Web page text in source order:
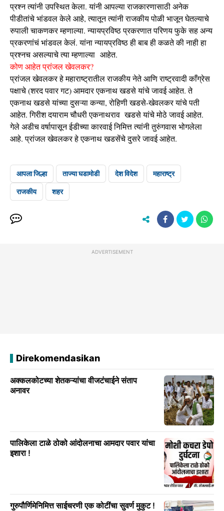
प्रश्न त्यांनी उपस्थित केला. यांनी आपल्या राजकारणासाठी अनेक
पीडीतांचे भांडवल केले आहे, त्यातून त्यांनी राजकीय पोळी भाजून घेतल्याचे
रुपाली चाकणकर म्हणाल्या. न्यायप्रविष्ठ प्रकरणात परिणय फुके सह अन्य
प्रकरणांचं भांडवल केलं. यांना न्यायप्रविष्ठ ही बाब ही कळते की नाही हा
प्रश्नच असल्याचे त्या म्हणाल्या आहेत.
कोण आहेत प्रांजल खेवलकर?
प्रांजल खेवलकर हे महाराष्ट्रातील राजकीय नेते आणि राष्ट्रवादी काँग्रेस
पक्षाचे (शरद पवार गट) आमदार एकनाथ खडसे यांचे जावई आहेत. ते
एकनाथ खडसे यांच्या दुसऱ्या कन्या, रोहिणी खडसे-खेवलकर यांचे पती
आहेत. गिरीश दयाराम चौधरी एकनाथराव खडसे यांचे मोठे जावई आहेत.
गेले अडीच वर्षापासून ईडीच्या कारवाई निमित्त त्यांनी तुरुंगवास भोगलेला
आहे. प्रांजल खेवलकर हे एकनाथ खडसेंचे दुसरे जावई आहेत.
आपला जिल्हा ताज्या घडामोडी देश विदेश महाराष्ट्र
राजकीय शहर
ADVERTISEMENT
Direkomendasikan
अक्कलकोटच्या शेतकऱ्यांचा वीजटंचाईने संताप
अनावर
पालिकेला टाळे ठोको आंदोलनाचा आमदार पवार यांचा
इशारा !
गुरुपौर्णिमेनिमित्त साईचरणी एक कोटींचा सुवर्ण मुकुट !